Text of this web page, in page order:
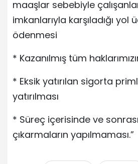
maaşlar sebebiyle
imkanlarıyla karşıladığı yol
ödenmesi
* Kazanılmış tüm
* Eksik yatırılan sigorta
yatırılması
* Süreç içerisinde ve
çıkarmaların yapılmaması.”